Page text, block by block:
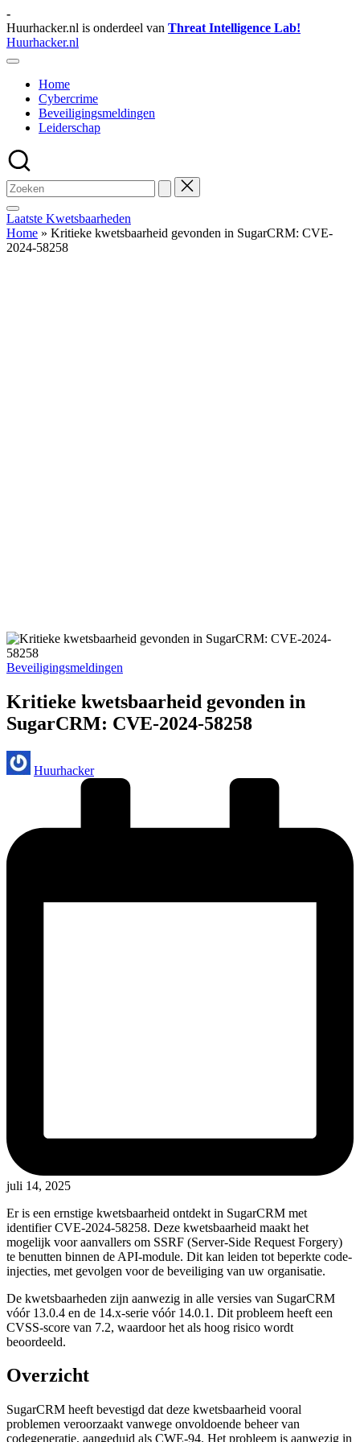
Ga
naar
de
inhoud
-
Huurhacker.nl is onderdeel van Threat Intelligence Lab!
Huurhacker.nl
Tips
WeetjesHome
Cybercrime
Beveiligingsmeldingen
Leiderschap
Laatste Kwetsbaarheden
Home » Kritieke kwetsbaarheid gevonden in SugarCRM: CVE-
2024-58258
Geplaatst
Beveiligingsmeldingen
Kritieke kwetsbaarheid gevonden in
SugarCRM: CVE-2024-58258
Geplaatst
door Huurhacker
juli 14, 2025
Er is een ernstige kwetsbaarheid ontdekt in SugarCRM met
identifier CVE-2024-58258. Deze kwetsbaarheid maakt het
mogelijk voor aanvallers om SSRF (Server-Side Request Forgery)
te benutten binnen de API-module. Dit kan leiden tot beperkte code-
injecties, met gevolgen voor de beveiliging van uw organisatie.
De kwetsbaarheden zijn aanwezig in alle versies van SugarCRM
vóór 13.0.4 en de 14.x-serie vóór 14.0.1. Dit probleem heeft een
CVSS-score van 7.2, waardoor het als hoog risico wordt
beoordeeld.
Overzicht
SugarCRM heeft bevestigd dat deze kwetsbaarheid vooral
problemen veroorzaakt vanwege onvoldoende beheer van
codegeneratie, aangeduid als CWE-94. Het probleem is aanwezig in